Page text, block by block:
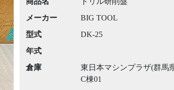
メーカー
BIG TOOL
型式
DK-25
年式
倉庫
東日本マシンプラザ(群馬
C棟01